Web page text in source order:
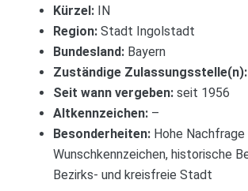
Kürzel:IN
Region:Stadt Ingolstadt
Bundesland:Bayern
Zuständige Zulassungsstelle(n):
Seit wann vergeben:seit 1956
Altkennzeichen:–
Besonderheiten:Hohe Nachfrage
Wunschkennzeichen, historische
Bezirks- und kreisfreie Stadt